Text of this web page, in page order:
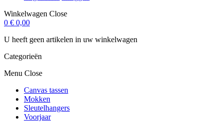
Winkelwagen Close
0 € 0,00
U heeft geen artikelen in uw winkelwagen
Categorieën
Menu Close
Canvas tassen
Mokken
Sleutelhangers
Voorjaar